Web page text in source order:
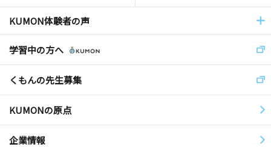
KUMON体験者の声
学習中の方へ
くもんの先生募集
KUMONの原点
企業情報